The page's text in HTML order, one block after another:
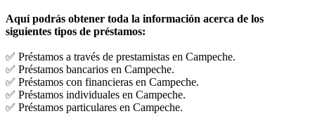
Aquí podrás obtener toda la información acerca de los
siguientes tipos de préstamos:
✅ Préstamos a través de prestamistas en Campeche.
✅ Préstamos bancarios en Campeche.
✅ Préstamos con financieras en Campeche.
✅ Préstamos individuales en Campeche.
✅ Préstamos particulares en Campeche.